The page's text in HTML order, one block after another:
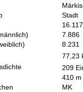
Stadt
16.117
7.886
8.231
77,23
209
410 m
MK